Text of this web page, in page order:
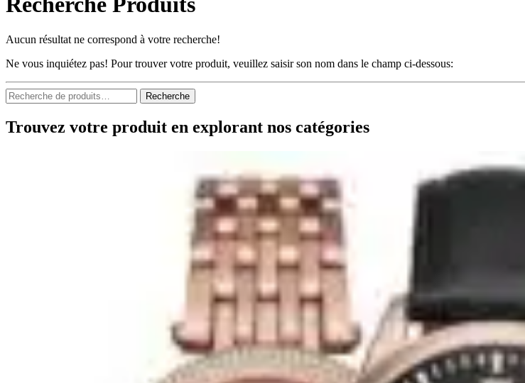
Aucun résultat ne correspond à votre recherche!
Ne vous inquiétez pas! Pour trouver votre produit, veuillez saisir son nom dans le champ ci-dessous:
Recherche
pour :
Recherche
Trouvez votre produit en explorant nos catégories